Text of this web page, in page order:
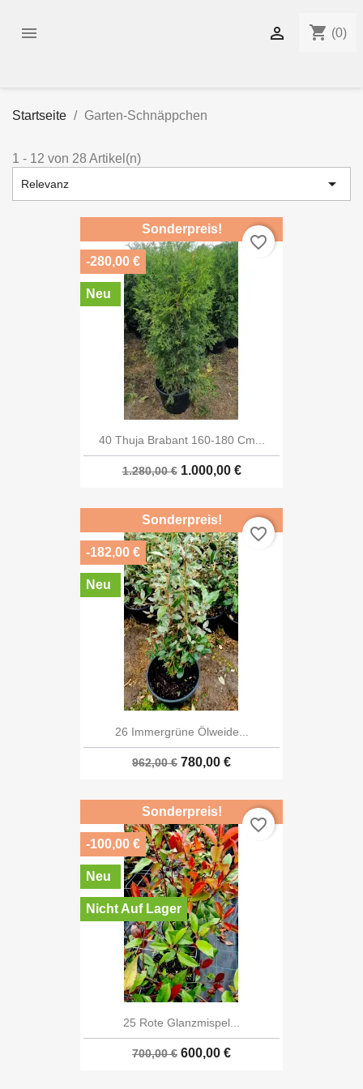
 shopping_cart (0)

Startseite Garten-Schnäppchen
Relevanz 
1 - 12 von 28 Artikel(n)
25 Rote Glanzmispel...
700,00 € 600,00 €
Sonderpreis!
-100,00 €
Neu
Nicht Auf Lager
favorite_border
26 Immergrüne Ölweide...
962,00 € 780,00 €
Sonderpreis!
-182,00 €
Neu
favorite_border
40 Thuja Brabant 160-180 Cm...
1.280,00 € 1.000,00 €
Sonderpreis!
-280,00 €
Neu
favorite_border